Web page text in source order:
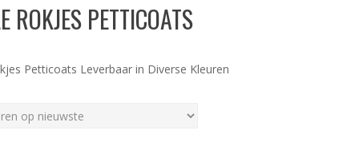
ROKJES PETTICOATS
Petticoats Leverbaar in Diverse Kleuren